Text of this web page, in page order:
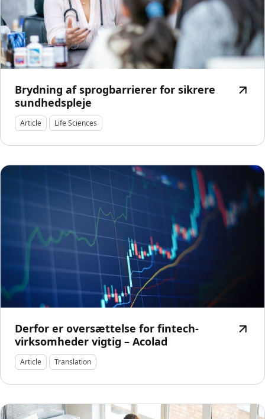
Brydning af sprogbarrierer for sikrere
sundhedspleje
Article Life Sciences
Derfor er oversættelse for fintech-
virksomheder vigtig – Acolad
Article Translation